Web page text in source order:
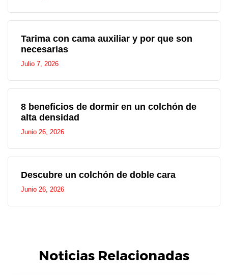
Tarima con cama auxiliar y por que son
necesarias
Julio 7, 2026
8 beneficios de dormir en un colchón de
alta densidad
Junio 26, 2026
Descubre un colchón de doble cara
Junio 26, 2026
Noticias Relacionadas